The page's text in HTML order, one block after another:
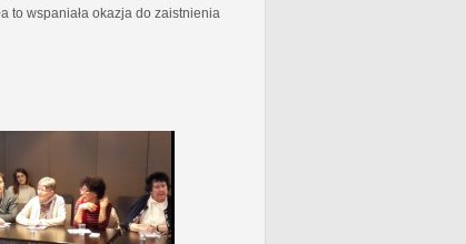
to wspaniała okazja do zaistnienia